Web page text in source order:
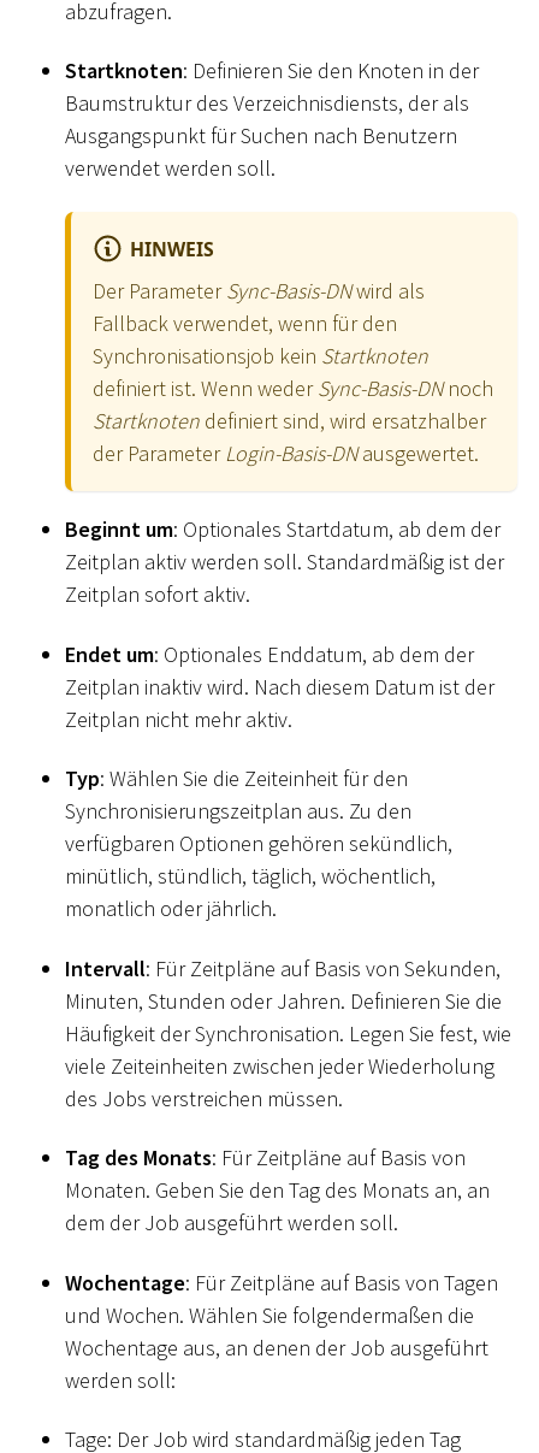
abzufragen.
Startknoten: Definieren Sie den Knoten in der
Baumstruktur des Verzeichnisdiensts, der als
Ausgangspunkt für Suchen nach Benutzern
verwendet werden soll.
HINWEIS
Der ParameterSync-Basis-DNwird als
Fallback verwendet, wenn für den
Synchronisationsjob kein Startknoten
definiert ist. Wenn wederSync-Basis-DNnoch
Startknoten definiert sind, wird ersatzhalber
der ParameterLogin-Basis-DNausgewertet.
Beginnt um: Optionales Startdatum, ab dem der
Zeitplan aktiv werden soll. Standardmäßig ist der
Zeitplan sofort aktiv.
Endet um: Optionales Enddatum, ab dem der
Zeitplan inaktiv wird. Nach diesem Datum ist der
Zeitplan nicht mehr aktiv.
Typ: Wählen Sie die Zeiteinheit für den
Synchronisierungszeitplan aus. Zu den
verfügbaren Optionen gehören sekündlich,
minütlich, stündlich, täglich, wöchentlich,
monatlich oder jährlich.
Intervall: Für Zeitpläne auf Basis von Sekunden,
Minuten, Stunden oder Jahren. Definieren Sie die
Häufigkeit der Synchronisation. Legen Sie fest, wie
viele Zeiteinheiten zwischen jeder Wiederholung
des Jobs verstreichen müssen.
Tag des Monats: Für Zeitpläne auf Basis von
Monaten. Geben Sie den Tag des Monats an, an
dem der Job ausgeführt werden soll.
Wochentage: Für Zeitpläne auf Basis von Tagen
und Wochen. Wählen Sie folgendermaßen die
Wochentage aus, an denen der Job ausgeführt
werden soll:
Tage: Der Job wird standardmäßig jeden Tag